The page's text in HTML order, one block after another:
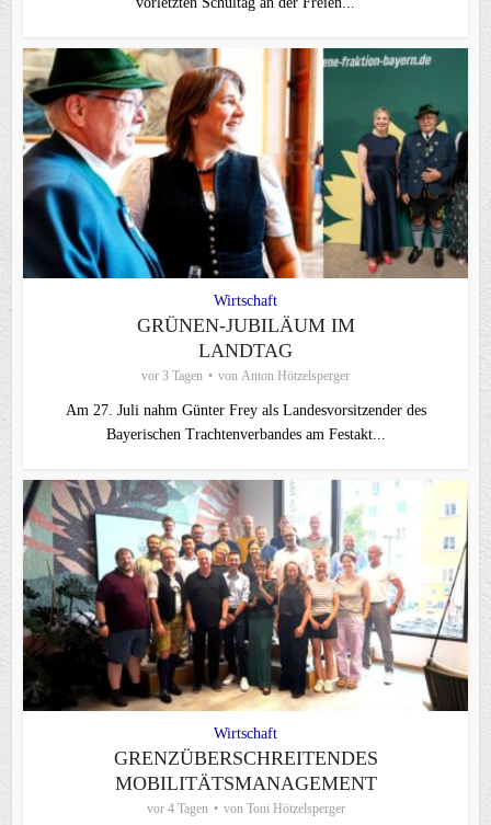
Wirtschaft
GRÜNEN-JUBILÄUM IM
LANDTAG
vor 3 Tagen von Anton Hötzelsperger
Am 27. Juli nahm Günter Frey als Landesvorsitzender des
Bayerischen Trachtenverbandes am Festakt...
Wirtschaft
GRENZÜBERSCHREITENDES
MOBILITÄTSMANAGEMENT
vor 4 Tagen von Toni Hötzelsperger